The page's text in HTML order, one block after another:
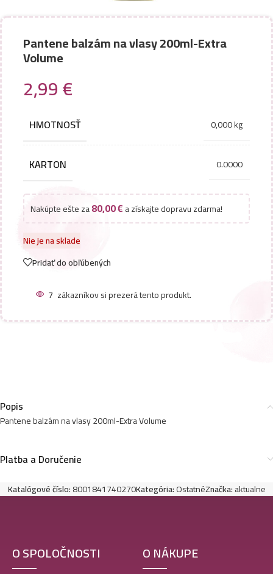
Pantene balzám na vlasy 200ml-Extra
Volume
2,99€
HMOTNOSŤ 0,000 kg
KARTON 0.0000
Nakúpte ešte za80,00€a získajte dopravu zdarma!
Nie je na sklade
Pridať do obľúbených
7 zákazníkov si prezerá tento produkt.
Popis
Pantene balzám na vlasy 200ml-Extra Volume
Platba a Doručenie
Katalógové číslo:8001841740270Kategória:OstatnéZnačka:aktualne
O SPOLOČNOSTI O NÁKUPE